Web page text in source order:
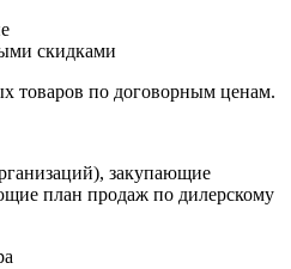
скидками
товаров по договорным ценам.
закупающие
план продаж по дилерскому